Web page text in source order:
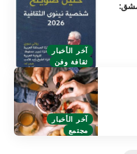
آخر الأخبار
ثقافة وفن
آخر الأخبار
مجتمع